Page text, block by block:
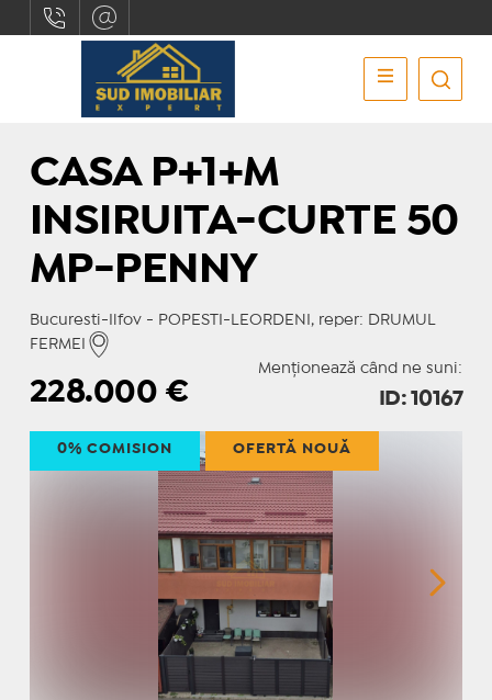
CASA P+1+M
INSIRUITA-CURTE 50
MP-PENNY
Bucuresti-Ilfov - POPESTI-LEORDENI, reper: DRUMUL
FERMEI
Menționează când ne suni:
228.000 € ID: 10167
0% COMISION OFERTĂ NOUĂ